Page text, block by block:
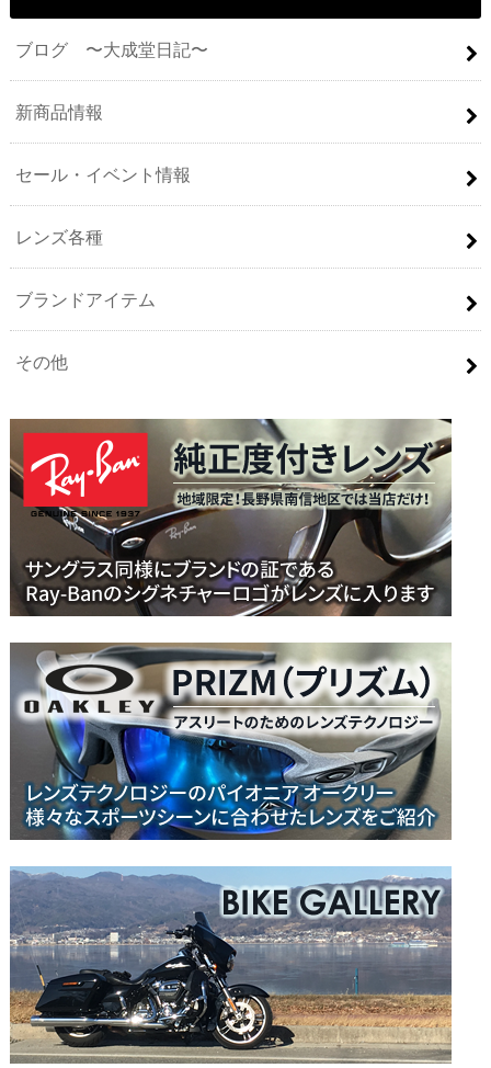
ブログ 〜大成堂日記〜
新商品情報
セール・イベント情報
レンズ各種
ブランドアイテム
その他